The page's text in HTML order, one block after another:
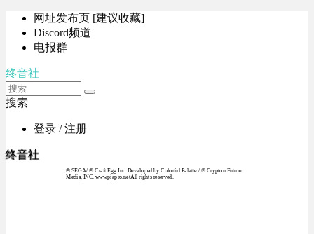
网址发布页 [建议收藏]
Discord频道
电报群
终音社
搜索
登录 / 注册
终音社
© SEGA / © Craft Egg Inc. Developed by Colorful Palette / © Crypton Future
Media, INC. www.piapro.netAll rights reserved.